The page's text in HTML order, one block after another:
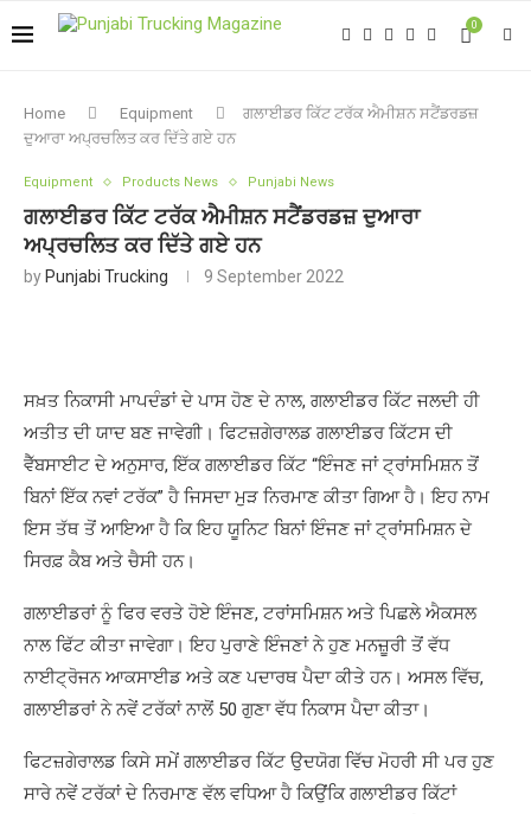
0
Home Equipment
ਗਲਾਈਡਰ ਕਿੱਟ ਟਰੱਕ ਐਮੀਸ਼ਨ ਸਟੈਂਡਰਡਜ਼
ਦੁਆਰਾ ਅਪ੍ਰਚਲਿਤ ਕਰ ਦਿੱਤੇ ਗਏ ਹਨ
Equipment Products News Punjabi News
ਗਲਾਈਡਰ ਕਿੱਟ ਟਰੱਕ ਐਮੀਸ਼ਨ ਸਟੈਂਡਰਡਜ਼ ਦੁਆਰਾ
ਅਪ੍ਰਚਲਿਤ ਕਰ ਦਿੱਤੇ ਗਏ ਹਨ
by Punjabi Trucking 9 September 2022
ਸਖ਼ਤ ਨਿਕਾਸੀ ਮਾਪਦੰਡਾਂ ਦੇ ਪਾਸ ਹੋਣ ਦੇ ਨਾਲ, ਗਲਾਈਡਰ ਕਿੱਟ ਜਲਦੀ ਹੀ
ਅਤੀਤ ਦੀ ਯਾਦ ਬਣ ਜਾਵੇਗੀ। ਫਿਟਜ਼ਗੇਰਾਲਡ ਗਲਾਈਡਰ ਕਿੱਟਸ ਦੀ
ਵੈੱਬਸਾਈਟ ਦੇ ਅਨੁਸਾਰ, ਇੱਕ ਗਲਾਈਡਰ ਕਿੱਟ “ਇੰਜਣ ਜਾਂ ਟ੍ਰਾਂਸਮਿਸ਼ਨ ਤੋਂ
ਬਿਨਾਂ ਇੱਕ ਨਵਾਂ ਟਰੱਕ” ਹੈ ਜਿਸਦਾ ਮੁੜ ਨਿਰਮਾਣ ਕੀਤਾ ਗਿਆ ਹੈ। ਇਹ ਨਾਮ
ਇਸ ਤੱਥ ਤੋਂ ਆਇਆ ਹੈ ਕਿ ਇਹ ਯੂਨਿਟ ਬਿਨਾਂ ਇੰਜਣ ਜਾਂ ਟ੍ਰਾਂਸਮਿਸ਼ਨ ਦੇ
ਸਿਰਫ਼ ਕੈਬ ਅਤੇ ਚੈਸੀ ਹਨ।
ਗਲਾਈਡਰਾਂ ਨੂੰ ਫਿਰ ਵਰਤੇ ਹੋਏ ਇੰਜਣ, ਟਰਾਂਸਮਿਸ਼ਨ ਅਤੇ ਪਿਛਲੇ ਐਕਸਲ
ਨਾਲ ਫਿੱਟ ਕੀਤਾ ਜਾਵੇਗਾ। ਇਹ ਪੁਰਾਣੇ ਇੰਜਣਾਂ ਨੇ ਹੁਣ ਮਨਜ਼ੂਰੀ ਤੋਂ ਵੱਧ
ਨਾਈਟ੍ਰੋਜਨ ਆਕਸਾਈਡ ਅਤੇ ਕਣ ਪਦਾਰਥ ਪੈਦਾ ਕੀਤੇ ਹਨ। ਅਸਲ ਵਿੱਚ,
ਗਲਾਈਡਰਾਂ ਨੇ ਨਵੇਂ ਟਰੱਕਾਂ ਨਾਲੋਂ 50 ਗੁਣਾ ਵੱਧ ਨਿਕਾਸ ਪੈਦਾ ਕੀਤਾ।
ਫਿਟਜ਼ਗੇਰਾਲਡ ਕਿਸੇ ਸਮੇਂ ਗਲਾਈਡਰ ਕਿੱਟ ਉਦਯੋਗ ਵਿੱਚ ਮੋਹਰੀ ਸੀ ਪਰ ਹੁਣ
ਸਾਰੇ ਨਵੇਂ ਟਰੱਕਾਂ ਦੇ ਨਿਰਮਾਣ ਵੱਲ ਵਧਿਆ ਹੈ ਕਿਉਂਕਿ ਗਲਾਈਡਰ ਕਿੱਟਾਂ